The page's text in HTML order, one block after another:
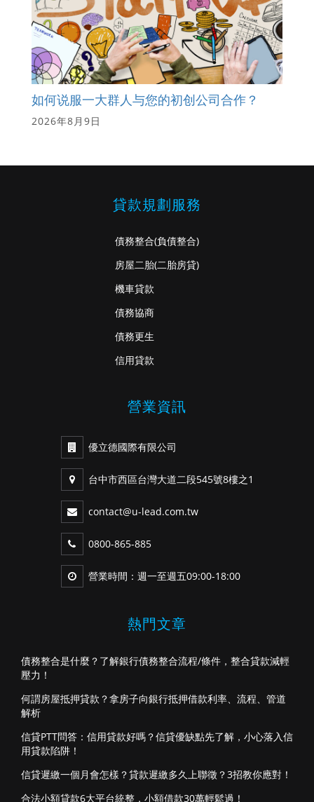
如何说服一大群人与您的初创公司合作？
2026年8月9日
貸款規劃服務
債務整合(負債整合)
房屋二胎(二胎房貸)
機車貸款
債務協商
債務更生
信用貸款
營業資訊
優立德國際有限公司
台中市西區台灣大道二段545號8樓之1
contact@u-lead.com.tw
0800-865-885
營業時間：週一至週五09:00-18:00
熱門文章
債務整合是什麼？了解銀行債務整合流程/條件，整合貸款減輕
壓力！
何謂房屋抵押貸款？拿房子向銀行抵押借款利率、流程、管道
解析
信貸PTT問答：信用貸款好嗎？信貸優缺點先了解，小心落入信
用貸款陷阱！
信貸遲繳一個月會怎樣？貸款遲繳多久上聯徵？3招教你應對！
合法小額貸款6大平台統整，小額借款30萬輕鬆過！